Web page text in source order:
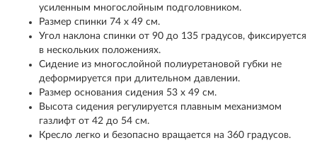
усиленным многослойным подголовником.
Размер спинки 74 х 49 см.
Угол наклона спинки от 90 до 135 градусов, фиксируется
в нескольких положениях.
Сидение из многослойной полиуретановой губки не
деформируется при длительном давлении.
Размер основания сидения 53 х 49 см.
Высота сидения регулируется плавным механизмом
газлифт от 42 до 54 см.
Кресло легко и безопасно вращается на 360 градусов.